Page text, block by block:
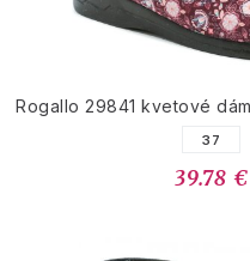
Rogallo 29841 kvetové
37
39.78 €